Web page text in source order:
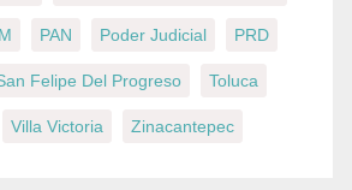
PAN Poder Judicial PRD
Felipe Del Progreso Toluca
Villa Victoria Zinacantepec